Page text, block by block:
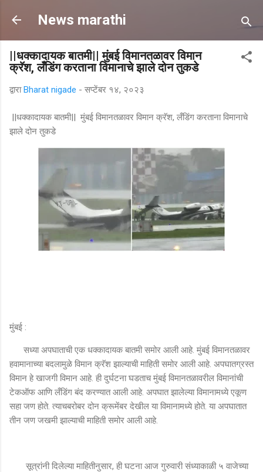
मुख्य सामग्रीवर वगळा
News marathi
||धक्कादायक बातमी|| मुंबई विमानतळावर विमान
क्रॅश, लँडिंग करताना विमानाचे झाले दोन तुकडे
द्वाराBharat nigade - सप्टेंबर १४, २०२३
||धक्कादायक बातमी|| मुंबई विमानतळावर विमान क्रॅश, लँडिंग करताना विमानाचे
झाले दोन तुकडे
मुंबई :
सध्या अपघाताची एक धक्कादायक बातमी समोर आली आहे. मुंबई विमानतळावर
हवामानाच्या बदलामुळे विमान क्रॅश झाल्याची माहिती समोर आली आहे. अपघातग्रस्त
विमान हे खाजगी विमान आहे. ही दुर्घटना घडताच मुंबई विमानतळावरील विमानांची
टेकऑफ आणि लँडिंग बंद करण्यात आली आहे. अपघात झालेल्या विमानामध्ये एकूण
सहा जण होते. त्याचबरोबर दोन क्रूमेंबर देखील या विमानामध्ये होते. या अपघातात
तीन जण जखमी झाल्याची माहिती समोर आली आहे.
सूत्रांनी दिलेल्या माहितीनुसार, ही घटना आज गुरुवारी संध्याकाळी ५ वाजेच्या